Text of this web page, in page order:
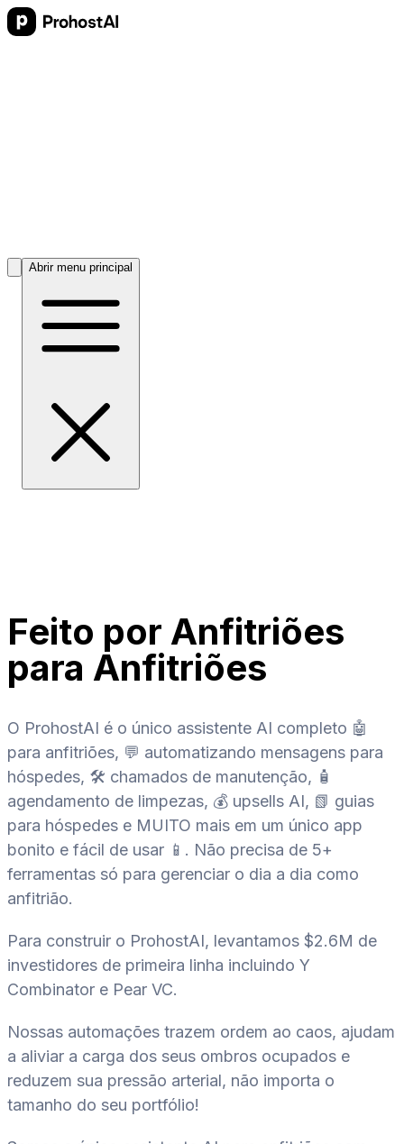
Abrir menu principal
Feito por Anfitriões
para Anfitriões
O ProhostAI é o único assistente AI completo 🤖
para anfitriões, 💬 automatizando mensagens para
hóspedes, 🛠️ chamados de manutenção, 🧴
agendamento de limpezas, 💰 upsells AI, 📗 guias
para hóspedes e MUITO mais em um único app
bonito e fácil de usar 📱. Não precisa de 5+
ferramentas só para gerenciar o dia a dia como
anfitrião.
Para construir o ProhostAI, levantamos $2.6M de
investidores de primeira linha incluindo Y
Combinator e Pear VC.
Nossas automações trazem ordem ao caos, ajudam
a aliviar a carga dos seus ombros ocupados e
reduzem sua pressão arterial, não importa o
tamanho do seu portfólio!